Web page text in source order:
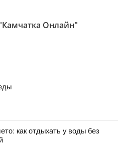
Онлайн"
как отдыхать у воды без